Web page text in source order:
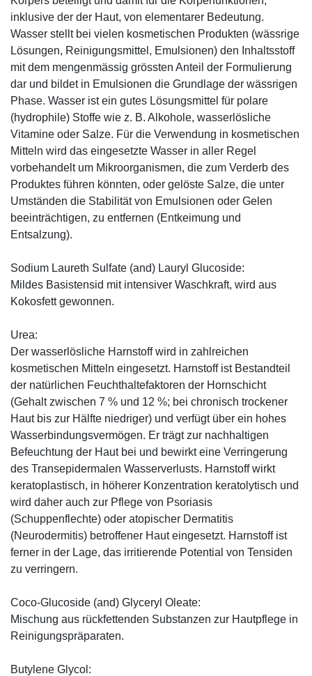
inklusive der der Haut, von elementarer Bedeutung.
Wasser stellt bei vielen kosmetischen Produkten (wässrige
Lösungen, Reinigungsmittel, Emulsionen) den Inhaltsstoff
mit dem mengenmässig grössten Anteil der Formulierung
dar und bildet in Emulsionen die Grundlage der wässrigen
Phase. Wasser ist ein gutes Lösungsmittel für polare
(hydrophile) Stoffe wie z. B. Alkohole, wasserlösliche
Vitamine oder Salze. Für die Verwendung in kosmetischen
Mitteln wird das eingesetzte Wasser in aller Regel
vorbehandelt um Mikroorganismen, die zum Verderb des
Produktes führen könnten, oder gelöste Salze, die unter
Umständen die Stabilität von Emulsionen oder Gelen
beeinträchtigen, zu entfernen (Entkeimung und
Entsalzung).
Sodium Laureth Sulfate (and) Lauryl Glucoside:
Mildes Basistensid mit intensiver Waschkraft, wird aus
Kokosfett gewonnen.
Urea:
Der wasserlösliche Harnstoff wird in zahlreichen
kosmetischen Mitteln eingesetzt. Harnstoff ist Bestandteil
der natürlichen Feuchthaltefaktoren der Hornschicht
(Gehalt zwischen 7 % und 12 %; bei chronisch trockener
Haut bis zur Hälfte niedriger) und verfügt über ein hohes
Wasserbindungsvermögen. Er trägt zur nachhaltigen
Befeuchtung der Haut bei und bewirkt eine Verringerung
des Transepidermalen Wasserverlusts. Harnstoff wirkt
keratoplastisch, in höherer Konzentration keratolytisch und
wird daher auch zur Pflege von Psoriasis
(Schuppenflechte) oder atopischer Dermatitis
(Neurodermitis) betroffener Haut eingesetzt. Harnstoff ist
ferner in der Lage, das irritierende Potential von Tensiden
zu verringern.
Coco-Glucoside (and) Glyceryl Oleate:
Mischung aus rückfettenden Substanzen zur Hautpflege in
Reinigungspräparaten.
Butylene Glycol: